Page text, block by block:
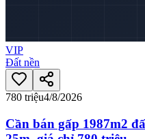
VIP
Đất nền
780 triệu4/8/2026
Cần bán gấp 1987m2